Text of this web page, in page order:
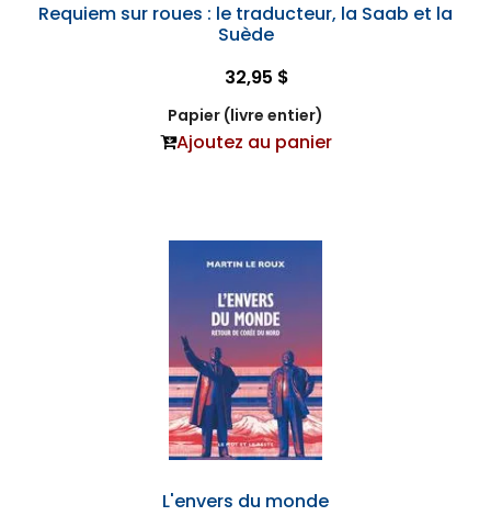
Requiem sur roues : le traducteur, la Saab et la
Suède
32,95 $
Papier (livre entier)
Ajoutez au panier
L'envers du monde